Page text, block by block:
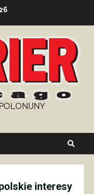
interesy